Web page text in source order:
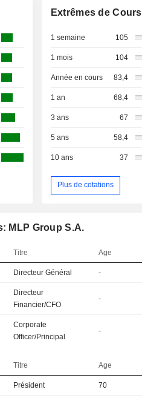
Extrêmes de Cours
1 semaine 105
1 mois 104
Année en cours 83,4
1 an 68,4
3 ans 67
5 ans 58,4
10 ans 37
Plus de cotations
MLP Group S.A.
Titre Age
Directeur Général -
Directeur
Financier/CFO
-
Corporate
Officer/Principal
-
Titre Age
Président 70